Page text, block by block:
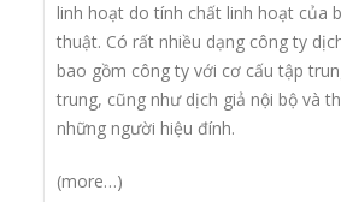
linh hoạt do tính chất linh hoạt của
thuật. Có rất nhiều dạng công ty
bao gồm công ty với cơ cấu tập
trung, cũng như dịch giả nội bộ và
những người hiệu đính.
(more…)